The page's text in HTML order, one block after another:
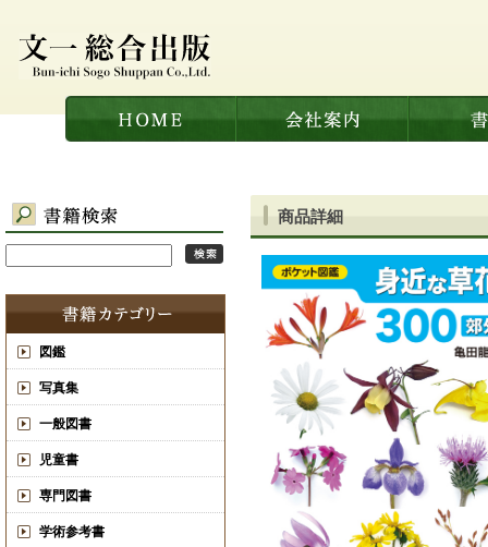
図鑑
写真集
一般図書
児童書
専門図書
学術参考書
商品詳細